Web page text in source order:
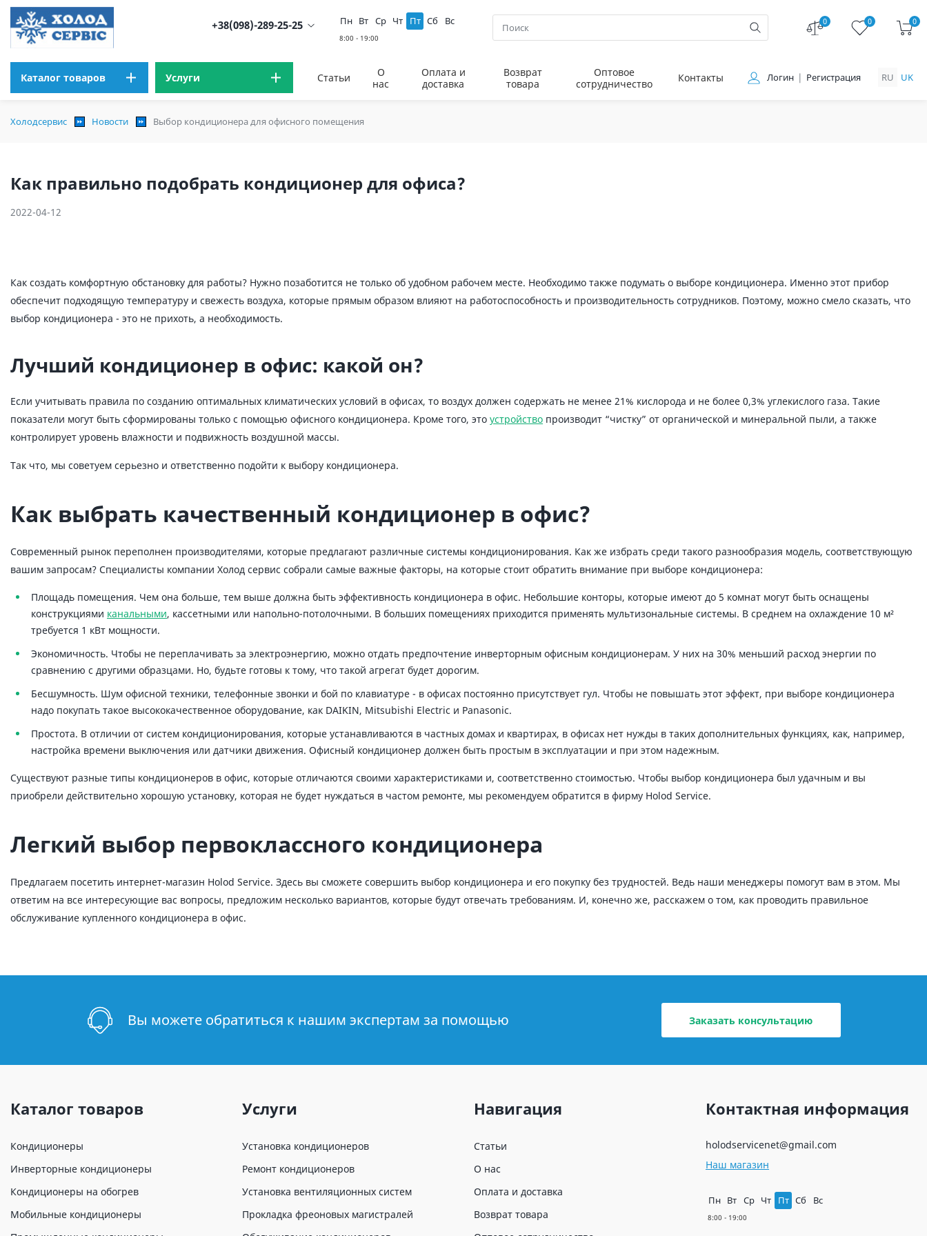
+38(098)-289-25-25 Пн Вт Ср Чт Пт Сб Вс 0 0 0
Каталог товаров Услуги Статьи
О
нас
Оплата и
доставка
Возврат
товара
Оптовое
сотрудничество
Контакты Логин Регистрация RU UK
Холодсервис Новости Выбор кондиционера для офисного помещения
Как правильно подобрать кондиционер для офиса?
2022-04-12
Как создать комфортную обстановку для работы? Нужно позаботится не только об удобном рабочем месте. Необходимо также подумать о выборе кондиционера. Именно этот прибор
обеспечит подходящую температуру и свежесть воздуха, которые прямым образом влияют на работоспособность и производительность сотрудников. Поэтому, можно смело сказать, что
выбор кондиционера - это не прихоть, а необходимость.
Лучший кондиционер в офис: какой он?
Если учитывать правила по созданию оптимальных климатических условий в офисах, то воздух должен содержать не менее 21% кислорода и не более 0,3% углекислого газа. Такие
показатели могут быть сформированы только с помощью офисного кондиционера. Кроме того, это устройство производит “чистку” от органической и минеральной пыли, а также
контролирует уровень влажности и подвижность воздушной массы.
Так что, мы советуем серьезно и ответственно подойти к выбору кондиционера.
Как выбрать качественный кондиционер в офис?
Современный рынок переполнен производителями, которые предлагают различные системы кондиционирования. Как же избрать среди такого разнообразия модель, соответствующую
вашим запросам? Специалисты компании Холод сервис собрали самые важные факторы, на которые стоит обратить внимание при выборе кондиционера:
Площадь помещения. Чем она больше, тем выше должна быть эффективность кондиционера в офис. Небольшие конторы, которые имеют до 5 комнат могут быть оснащены
конструкциями канальными, кассетными или напольно-потолочными. В больших помещениях приходится применять мультизональные системы. В среднем на охлаждение 10 м²
требуется 1 кВт мощности.
Экономичность. Чтобы не переплачивать за электроэнергию, можно отдать предпочтение инверторным офисным кондиционерам. У них на 30% меньший расход энергии по
сравнению с другими образцами. Но, будьте готовы к тому, что такой агрегат будет дорогим.
Бесшумность. Шум офисной техники, телефонные звонки и бой по клавиатуре - в офисах постоянно присутствует гул. Чтобы не повышать этот эффект, при выборе кондиционера
надо покупать такое высококачественное оборудование, как DAIKIN, Mitsubishi Electric и Panasonic.
Простота. В отличии от систем кондиционирования, которые устанавливаются в частных домах и квартирах, в офисах нет нужды в таких дополнительных функциях, как, например,
настройка времени выключения или датчики движения. Офисный кондиционер должен быть простым в эксплуатации и при этом надежным.
Существуют разные типы кондиционеров в офис, которые отличаются своими характеристиками и, соответственно стоимостью. Чтобы выбор кондиционера был удачным и вы
приобрели действительно хорошую установку, которая не будет нуждаться в частом ремонте, мы рекомендуем обратится в фирму Holod Service.
Легкий выбор первоклассного кондиционера
Предлагаем посетить интернет-магазин Holod Service. Здесь вы сможете совершить выбор кондиционера и его покупку без трудностей. Ведь наши менеджеры помогут вам в этом. Мы
ответим на все интересующие вас вопросы, предложим несколько вариантов, которые будут отвечать требованиям. И, конечно же, расскажем о том, как проводить правильное
обслуживание купленного кондиционера в офис.
Вы можете обратиться к нашим экспертам за помощью Заказать консультацию
Каталог товаров
Кондиционеры
Инверторные кондиционеры
Кондиционеры на обогрев
Мобильные кондиционеры
Услуги
Установка кондиционеров
Ремонт кондиционеров
Установка вентиляционных систем
Прокладка фреоновых магистралей
Навигация
Статьи
О нас
Оплата и доставка
Возврат товара
Контактная информация
holodservicenet@gmail.com
Наш магазин
Пн Вт Ср Чт Пт Сб Вс